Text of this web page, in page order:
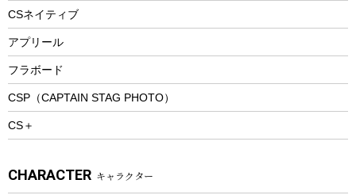
トレッキング
トレッキングアクセサリー
プレイグッズ
ウェルネス
ウェア、タオル
CSネイティブ
アプリール
フラボード
CSP（CAPTAIN STAG PHOTO）
CS＋
CHARACTER キャラクター